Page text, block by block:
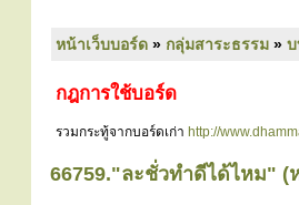
หน้าเว็บบอร์ด » กลุ่มสาระธรรม » บ
กฎการใช้บอร์ด
รวมกระทู้จากบอร์ดเก่า http://
66759."ละชั่วทำดีได้ไหม" (